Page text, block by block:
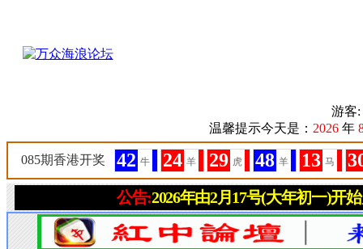
游
温馨提示今天是： 2026 年